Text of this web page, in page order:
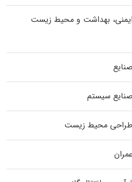
بهداشت و محیط زیست
سیستم
طراحی محیط زیست